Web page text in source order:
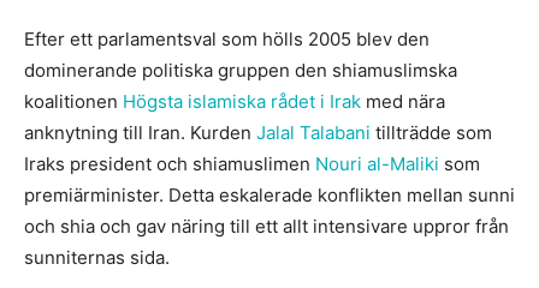
Efter ett parlamentsval som hölls 2005 blev den
dominerande politiska gruppen den shiamuslimska
koalitionen Högsta islamiska rådet i Irak med nära
anknytning till Iran. Kurden Jalal Talabani tillträdde som
Iraks president och shiamuslimen Nouri al-Maliki som
premiärminister. Detta eskalerade konflikten mellan sunni
och shia och gav näring till ett allt intensivare uppror från
sunniternas sida.